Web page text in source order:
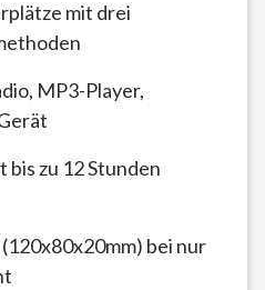
mit drei
MP3-Player,
bis zu 12 Stunden
bei nur